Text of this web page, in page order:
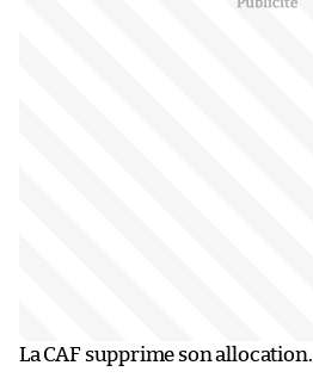
La CAF supprime son allocation.